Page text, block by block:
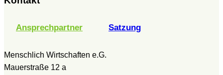
Ansprechpartner Satzung
Menschlich Wirtschaften e.G.
Mauerstraße 12 a